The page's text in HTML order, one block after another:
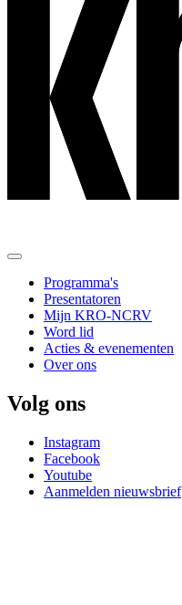
Programma's
Presentatoren
Mijn KRO-NCRV
Word lid
Acties & evenementen
Over ons
Volg ons
Instagram
Facebook
Youtube
Aanmelden nieuwsbrief